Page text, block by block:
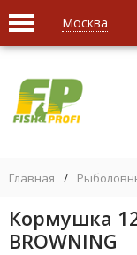
Москва
Главная /
Кормушка
BROWNING